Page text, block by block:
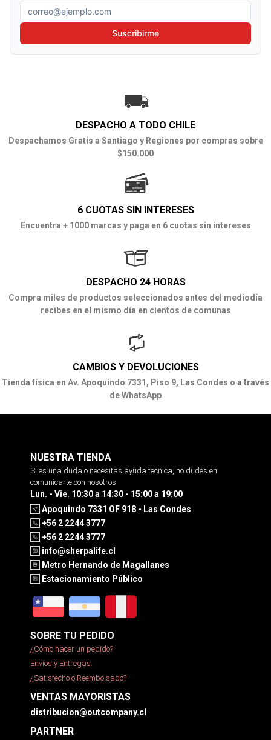
Correo electrónico
Suscribirme
DESPACHO A TODO CHILE
Despachamos Gratis a Santiago y Regiones por compras sobre
$150.000
6 CUOTAS SIN INTERESES
Encuentra + 1000 marcas y paga en 6 cuotas sin intereses
DESPACHO 24 HORAS
Compra miles de productos seleccionados antes del mediodía
recibes en el mismo día en cientos de comunas
CAMBIOS Y DEVOLUCIONES
Tienda física en Av. Apoquindo 7331, Piso 9, Las Condes o a través
de WhatsApp
NUESTRA TIENDA
Si es una duda o necesitas ayuda tecnica, no dudes en
comunicarte con nosotros
Lun. - Vie. 10:30 a 14:30 - 15:00 a 19:00
Apoquindo 7331 OF 918 - Las Condes
+56 2 2244 3777
+56 2 2244 3777
info@sherpalife.cl
Metro Hernando de Magallanes
Estacionamiento Público
SOBRE TU PEDIDO
¿Cómo hacer un pedido?
Envíos y Entregas
¿Satisfecho o Reembolsado?
VENTAS MAYORISTAS
distribucion@outcompany.cl
PARTNER